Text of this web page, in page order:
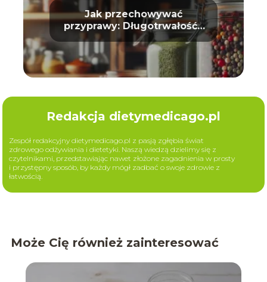
Jak przechowywać
przyprawy: Długotrwałość i
aromat
Redakcja dietymedicago.pl
Zespół redakcyjny dietymedicago.pl z pasją zgłębia świat
zdrowego odżywiania i dietetyki. Naszą wiedzą dzielimy się z
czytelnikami, przedstawiając nawet złożone zagadnienia w prosty
i przystępny sposób, by każdy mógł zadbać o swoje zdrowie z
łatwością.
Może Cię również zainteresować